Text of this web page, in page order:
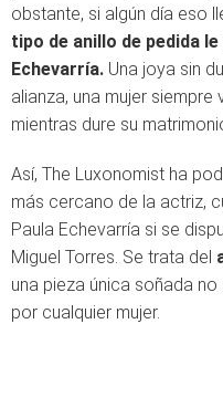
obstante, si algún día eso
tipo de anillo de pedida
Echevarría. Una joya sin
alianza, una mujer
mientras dure su
Así, The Luxonomist ha
más cercano de la actriz,
Paula Echevarría si se
Miguel Torres. Se trata del
una pieza única soñada
por cualquier mujer.